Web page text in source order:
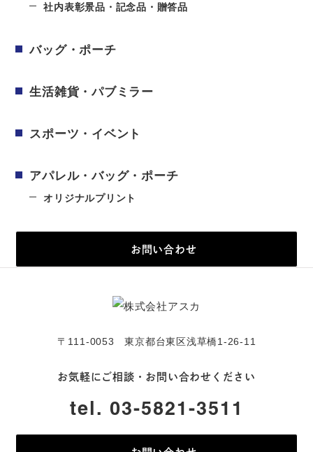
社内表彰景品・記念品・贈答品
バッグ・ポーチ
生活雑貨・パブミラー
スポーツ・イベント
アパレル・バッグ・ポーチ
オリジナルプリント
お問い合わせ
〒111-0053 東京都台東区浅草橋1-26-11
お気軽にご相談・お問い合わせください
tel. 03-5821-3511